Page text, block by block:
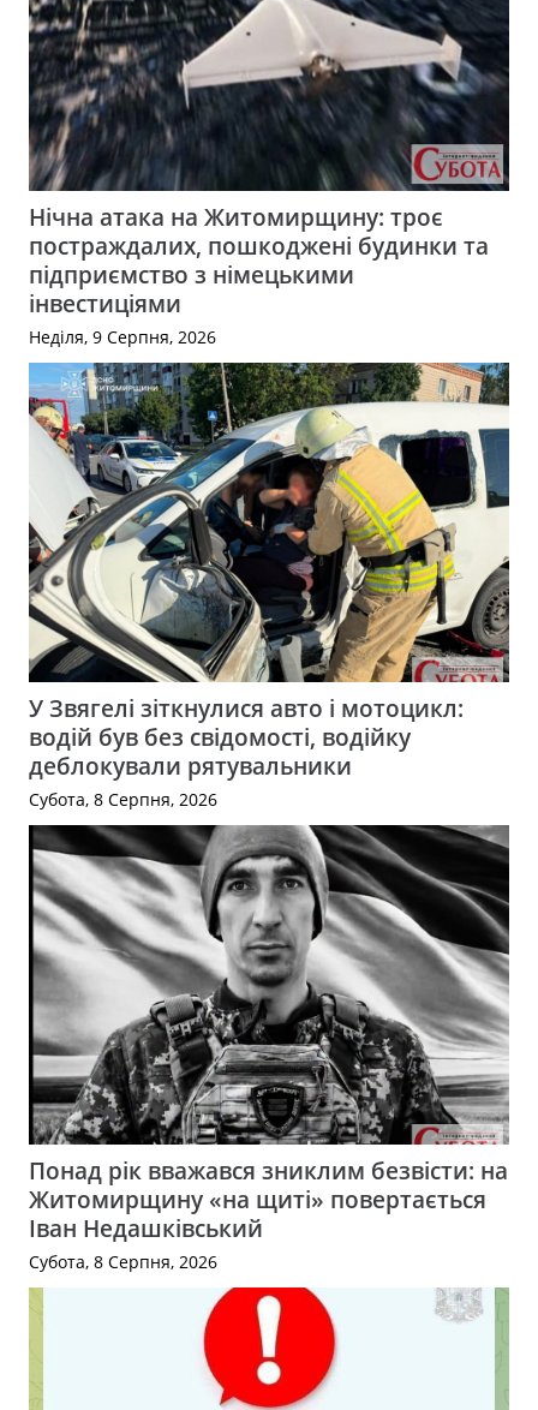
Нічна атака на Житомирщину: троє
постраждалих, пошкоджені будинки та
підприємство з німецькими
інвестиціями
Неділя, 9 Серпня, 2026
У Звягелі зіткнулися авто і мотоцикл:
водій був без свідомості, водійку
деблокували рятувальники
Субота, 8 Серпня, 2026
Понад рік вважався зниклим безвісти: на
Житомирщину «на щиті» повертається
Іван Недашківський
Субота, 8 Серпня, 2026